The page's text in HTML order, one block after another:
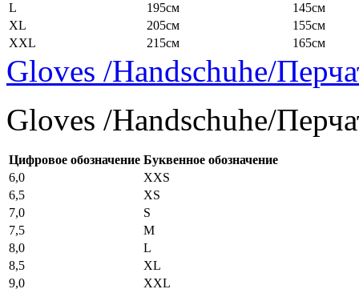
L
195см
145см
XL
205см
155см
XXL
215см 165см
Gloves /Handschuhe/
Gloves /Handschuhe/
Цифровое обозначение Буквенное обозначение
6,0
XXS
6,5
XS
7,0
S
7,5
M
8,0
L
8,5
XL
9,0
XXL